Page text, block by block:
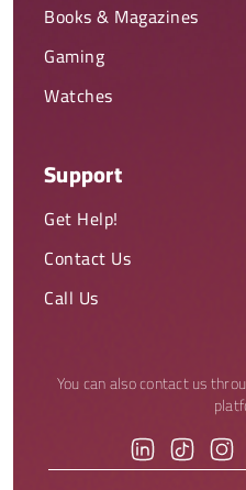
Books & Magazines
Gaming
Watches
Support
Get Help!
Contact Us
Call Us
You can also contact us